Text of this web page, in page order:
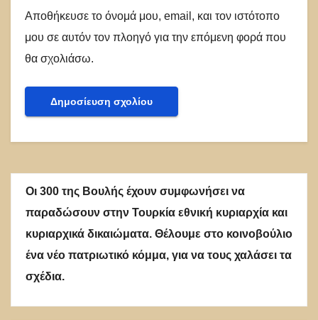
Αποθήκευσε το όνομά μου, email, και τον ιστότοπο
μου σε αυτόν τον πλοηγό για την επόμενη φορά που
θα σχολιάσω.
Οι 300 της Βουλής έχουν συμφωνήσει να
παραδώσουν στην Τουρκία εθνική κυριαρχία και
κυριαρχικά δικαιώματα. Θέλουμε στο κοινοβούλιο
ένα νέο πατριωτικό κόμμα, για να τους χαλάσει τα
σχέδια.